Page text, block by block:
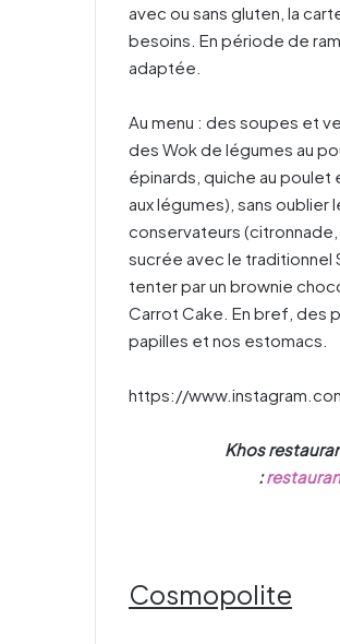
avec ou sans gluten, la
besoins. En période de
adaptée.
Au menu : des soupes et
des Wok de légumes au
épinards, quiche au
aux légumes), sans oublier
conservateurs
sucrée avec le traditionnel
tenter par un brownie
Carrot Cake. En bref, des
papilles et nos estomacs.
https://
Khos
:
Cosmopolite